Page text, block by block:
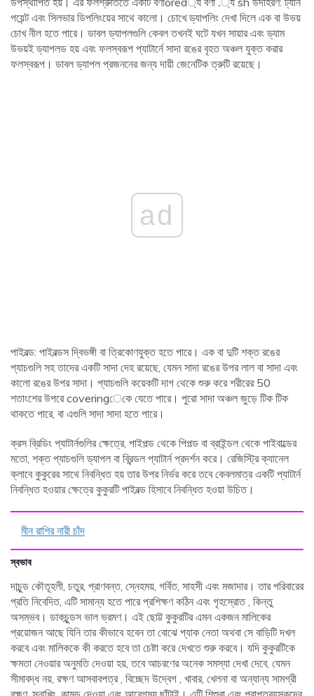
পয়েন্ট এবং সিলভার ডিপলিংয়ের সাথে কালো। চোখে ড্যাপলিং দেখা দিলে এক বা উভয়
চোখ নীল হতে পারে। ডাবল ড্যাপলগুলি কেবল তখনই ঘটে যখন সায়ার এবং ড্যাম
উভয়ই ড্যাপলড হয় এবং ফলস্বরূপ প্যাটার্নে সাদা রঙের বৃহত অঞ্চল যুক্ত করার
ফলস্বরূপ। ডাবল ড্যাপল প্রজননের জন্য দায়ী জেনেটিক ত্রুটি রয়েছে।
ad
পাইবল্ড: পাইবল্ডস দ্বিভঙ্গী বা ত্রিকোণযুক্ত হতে পারে। এক বা দুটি শক্ত রঙের
প্যাচগুলি সহ তাদের একটি সাদা দেহ রয়েছে, যেমন সাদা রঙের উপর লাল বা সাদা এবং
কালো রঙের উপর সাদা। প্যাচগুলি কয়েকটি দাগ থেকে শুরু করে শরীরের 50
শতাংশের উপরে coveringেকে যেতে পারে। পুরো সাদা অঞ্চল জুড়ে টিক টিক
থাকতে পারে, বা এগুলি সাদা সাদা হতে পারে।
ক্রস ব্রিডিং প্যাটার্নগুলির ক্ষেত্রে, পাইপল্ড থেকে পিপল্ড বা ব্রাইন্ডল থেকে পাইবাল্ডের
মতো, শক্ত প্যাচগুলি ড্যাপল বা ব্রিন্ডল প্যাটার্ন প্রদর্শন করে। রেজিস্ট্রি ক্যানেল
ক্লাবে কুকুরের সাথে নিবন্ধিত হয় তার উপর নির্ভর করে তবে কেবলমাত্র একটি প্যাটার্ন
নিবন্ধিত হওয়ার ক্ষেত্রে কুকুরটি পাইবল্ড হিসাবে নিবন্ধিত হওয়া উচিত।
মীন রাশির নারী চাঁদ
স্বভাব
দাচুন্ড কৌতূহলী, চতুর, প্রাণবন্ত, স্নেহময়, গর্বিত, সাহসী এবং মজাদার। তার পরিবারের
প্রতি নিবেদিত, এটি সামান্য হতে পারে প্রশিক্ষণ কঠিন এবং গৃহস্রোত , কিন্তু
অসম্ভব। ডাকচুন্ডস ভাল ভ্রমণ। এই ছোট্ট কুকুরটির এমন একজন মালিকের
প্রয়োজন আছে যিনি তার কীভাবে হবেন তা বোঝে প্যাক নেতা অথবা সে বাড়িটি দখল
করবে এবং মালিককে কী করতে হবে তা চেষ্টা করে দেখতে শুরু করবে। যদি কুকুরটিকে
ক্ষমতা নেওয়ার অনুমতি দেওয়া হয়, তবে আচরণের অনেক সমস্যা দেখা দেবে, যেমন
সীমাবদ্ধ নয়, রক্ষণ আসবাবপত্র , বিচ্ছেদ উদ্বেগ , খাবার, খেলনা বা অন্যান্য সামগ্রী